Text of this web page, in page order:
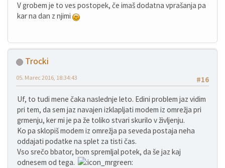
V grobem je to ves postopek, če imaš dodatna vprašanja pa
kar na dan z njimi
Trocki
#16
05. Marec 2016, 18:34:43
Uf, to tudi mene čaka naslednje leto. Edini problem jaz vidim
pri tem, da sem jaz navajen izklapljati modem iz omrežja pri
grmenju, ker mi je pa že toliko stvari skurilo v življenju.
Ko pa sklopiš modem iz omrežja pa seveda postaja neha
oddajati podatke na splet za tisti čas.
Vso srečo bbator, bom spremljal potek, da še jaz kaj
odnesem od tega.